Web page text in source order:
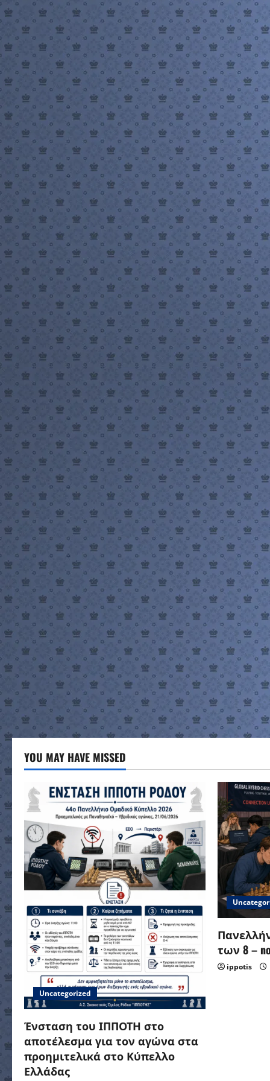
YOU MAY HAVE MISSED
Uncategorized
Ένσταση του ΙΠΠΟΤΗ στο
αποτέλεσμα για τον αγώνα στα
προημιτελικά στο Κύπελλο
Ελλάδας
των 8 –
ippotis